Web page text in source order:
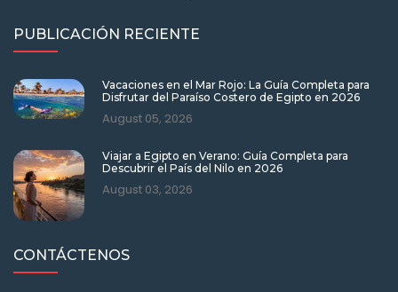
PUBLICACIÓN RECIENTE
Vacaciones en el Mar Rojo: La Guía Completa para
Disfrutar del Paraíso Costero de Egipto en 2026
August 05, 2026
Viajar a Egipto en Verano: Guía Completa para
Descubrir el País del Nilo en 2026
August 03, 2026
CONTÁCTENOS